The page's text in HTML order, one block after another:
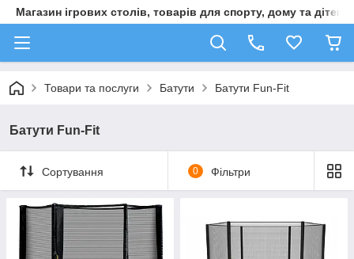
Магазин ігрових столів, товарів для спорту, дому та дітей
Товари та послуги Батути Батути Fun-Fit
Батути Fun-Fit
Сортування 0 Фільтри